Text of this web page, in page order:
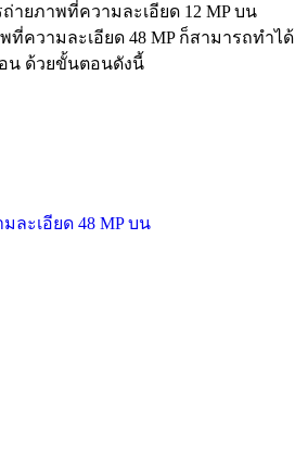
ายภาพที่ความละเอียด 12 MP บน
ที่ความละเอียด 48 MP ก็สามารถทำได้
อน ด้วยขั้นตอนดังนี้